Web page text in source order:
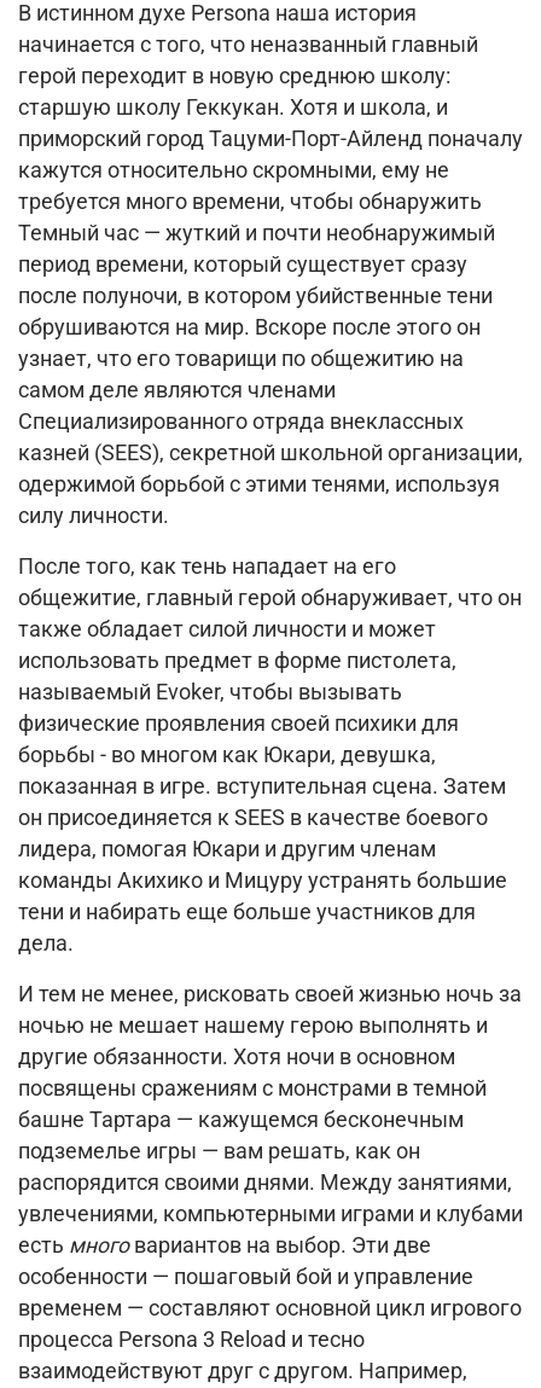
В истинном духе Persona наша история
начинается с того, что неназванный главный
герой переходит в новую среднюю школу:
старшую школу Геккукан. Хотя и школа, и
приморский город Тацуми-Порт-Айленд поначалу
кажутся относительно скромными, ему не
требуется много времени, чтобы обнаружить
Темный час — жуткий и почти необнаружимый
период времени, который существует сразу
после полуночи, в котором убийственные тени
обрушиваются на мир. Вскоре после этого он
узнает, что его товарищи по общежитию на
самом деле являются членами
Специализированного отряда внеклассных
казней (SEES), секретной школьной организации,
одержимой борьбой с этими тенями, используя
силу личности.
После того, как тень нападает на его
общежитие, главный герой обнаруживает, что он
также обладает силой личности и может
использовать предмет в форме пистолета,
называемый Evoker, чтобы вызывать
физические проявления своей психики для
борьбы - во многом как Юкари, девушка,
показанная в игре. вступительная сцена. Затем
он присоединяется к SEES в качестве боевого
лидера, помогая Юкари и другим членам
команды Акихико и Мицуру устранять большие
тени и набирать еще больше участников для
дела.
И тем не менее, рисковать своей жизнью ночь за
ночью не мешает нашему герою выполнять и
другие обязанности. Хотя ночи в основном
посвящены сражениям с монстрами в темной
башне Тартара — кажущемся бесконечным
подземелье игры — вам решать, как он
распорядится своими днями. Между занятиями,
увлечениями, компьютерными играми и клубами
есть многовариантов на выбор. Эти две
особенности — пошаговый бой и управление
временем — составляют основной цикл игрового
процесса Persona 3 Reload и тесно
взаимодействуют друг с другом. Например,